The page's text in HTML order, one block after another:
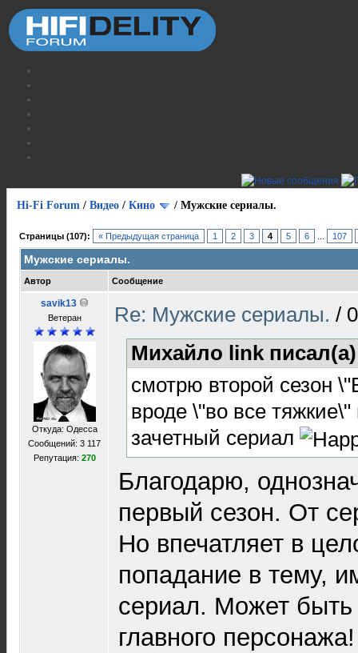
Hi-Fi Forum / Видео / Кино / Мужские сериалы.
Страницы (107): « Предыдущая страница 1 2 3 4 5 6 107
Мужские сериалы.
Автор Сообщение
savik13
Ветеран
Откуда: Одесса
Сообщений: 3 117
Репутация: 270
Re: Мужские сериалы. /
Михайло link
смотрю второй сезон
вроде \"во все
зачетный сериал
Благодарю,
первый сезон. От
Но впечатляет в
попадание в тему,
сериал. Может быть
главного